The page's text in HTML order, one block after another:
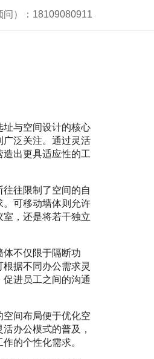
问）：18109080911
址与空间设计的核心
广泛关注。通过灵活
出更具适应性的工
往限制了空间的自
。可移动墙体则允许
，还是将若干独立
不仅限于隔断功
据不同办公需求灵
进员工之间的沟通
间布局便于优化空
办公模式的普及，
的个性化需求。